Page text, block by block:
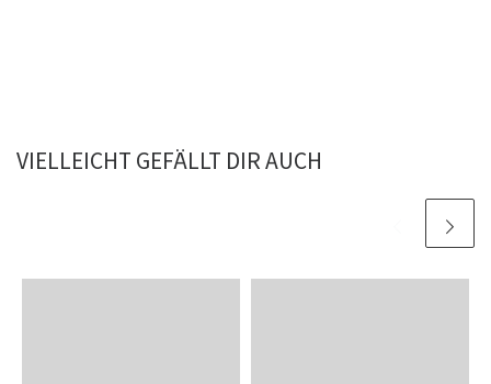
VIELLEICHT GEFÄLLT DIR AUCH